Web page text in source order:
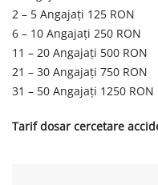
2 – 5 Angajați 125 RON
6 – 10 Angajați 250 RON
11 – 20 Angajați 500 RON
21 – 30 Angajați 750 RON
31 – 50 Angajați 1250 RON
Tarif dosar cercetare